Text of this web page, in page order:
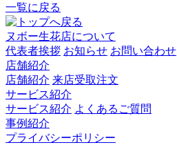
一覧に戻る
ヌボー生花店について
代表者挨拶 お知らせ お問い合わせ
店舗紹介
店舗紹介 来店受取注文
サービス紹介
サービス紹介 よくあるご質問
事例紹介
プライバシーポリシー